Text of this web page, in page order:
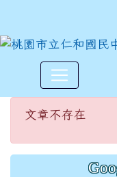
文章不存在
文章不存在